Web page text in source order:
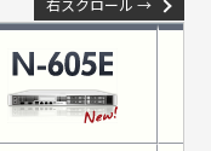
右スクロール →